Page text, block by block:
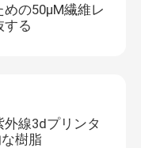
の50μM繊維レ
する
線3dプリンタ
樹脂